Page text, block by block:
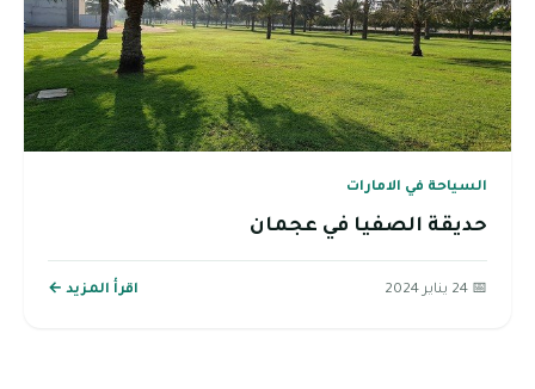
السياحة في الامارات
حديقة الصفيا في عجمان
📅 24 يناير 2024 اقرأ المزيد ←